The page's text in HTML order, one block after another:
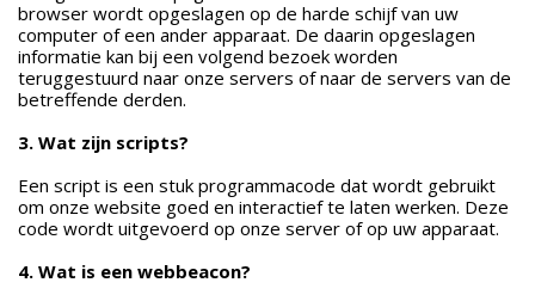
browser wordt opgeslagen op de harde schijf van uw
computer of een ander apparaat. De daarin opgeslagen
informatie kan bij een volgend bezoek worden
teruggestuurd naar onze servers of naar de servers van de
betreffende derden.
3. Wat zijn scripts?
Een script is een stuk programmacode dat wordt gebruikt
om onze website goed en interactief te laten werken. Deze
code wordt uitgevoerd op onze server of op uw apparaat.
4. Wat is een webbeacon?